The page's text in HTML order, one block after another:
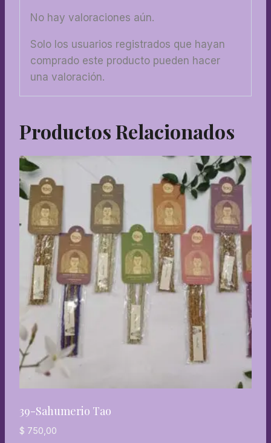
No hay valoraciones aún.
Solo los usuarios registrados que hayan
comprado este producto pueden hacer
una valoración.
Productos Relacionados
39-Sahumerio Tao
$ 750,00